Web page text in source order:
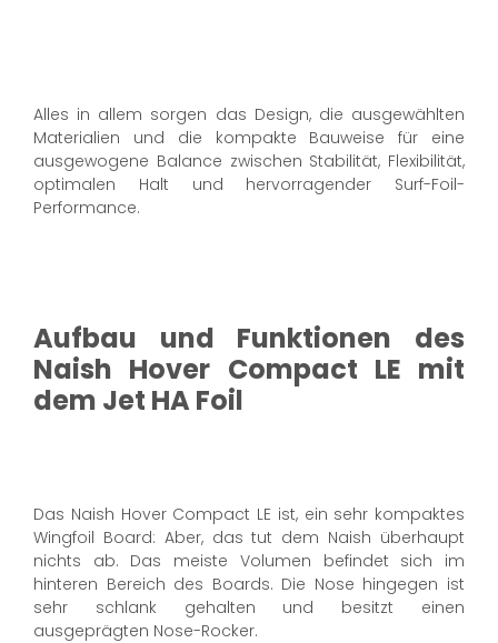
Alles in allem sorgen das Design, die ausgewählten
Materialien und die kompakte Bauweise für eine
ausgewogene Balance zwischen Stabilität, Flexibilität,
optimalen Halt und hervorragender Surf-Foil-
Performance.
Aufbau und Funktionen des
Naish Hover Compact LE mit
dem Jet HA Foil
Das Naish Hover Compact LE ist, ein sehr kompaktes
Wingfoil Board: Aber, das tut dem Naish überhaupt
nichts ab. Das meiste Volumen befindet sich im
hinteren Bereich des Boards. Die Nose hingegen ist
sehr schlank gehalten und besitzt einen
ausgeprägten Nose-Rocker.